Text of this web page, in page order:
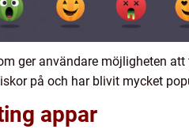
ger användare möjligheten
på och har blivit mycket
appar